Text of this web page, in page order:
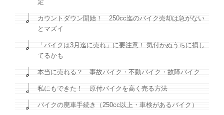
定
カウントダウン開始！ 250cc迄のバイク売却は急がない
とマズイ
「バイクは3月迄に売れ」に要注意！ 気付かぬうちに損し
てるかも
本当に売れる？ 事故バイク・不動バイク・故障バイク
私にもできた！ 原付バイクを高く売る方法
バイクの廃車手続き（250cc以上・車検があるバイク）